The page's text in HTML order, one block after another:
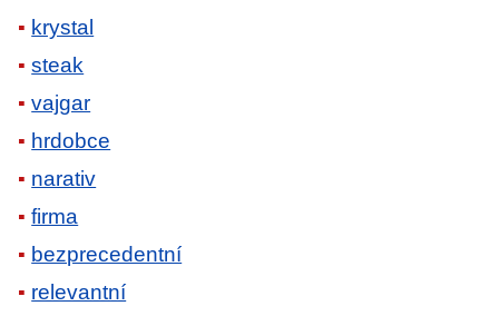
krystal
steak
vajgar
hrdobce
narativ
firma
bezprecedentní
relevantní